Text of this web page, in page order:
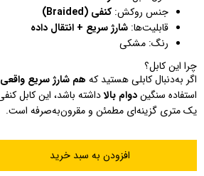
جنس روکش:کنفی (Braided)
قابلیت‌ها: شارژ سریع + انتقال داده
رنگ: مشکی
چرا این کابل؟
اگر به‌دنبال کابلی هستید که هم شارژ سریع واقعی
استفاده سنگیندوام بالا
یک متری گزینه‌ای مطمئن و مقرون‌به‌صرفه است.
افزودن به سبد خرید